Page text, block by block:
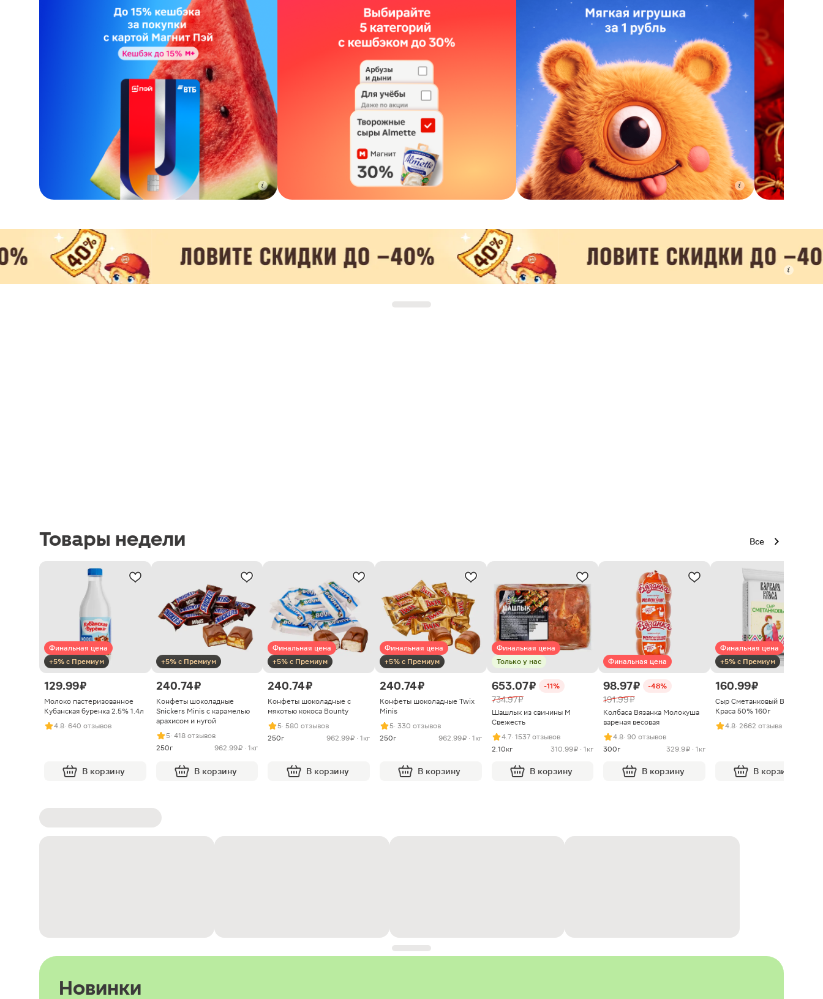
Товары недели Все
Финальная цена
+5% с Премиум
129.99 ₽
Молоко пастеризованное
Кубанская буренка 2.5% 1.4л
4.8· 640 отзывов
В корзину
+5% с Премиум
240.74 ₽
Конфеты шоколадные
Snickers Minis с карамелью
арахисом и нугой
5· 418 отзывов
250г
962.99 ₽ · 1кг
В корзину
Финальная цена
+5% с Премиум
240.74 ₽
Конфеты шоколадные с
мякотью кокоса Bounty
5· 580 отзывов
250г
962.99 ₽ · 1кг
В корзину
Финальная цена
+5% с Премиум
240.74 ₽
Конфеты шоколадные Twix
Minis
5· 330 отзывов
250г
962.99 ₽ · 1кг
В корзину
Финальная цена
Только у нас
653.07 ₽ -11%
734.97 ₽
Шашлык из свинины М
Свежесть
4.7· 1537 отзывов
2.10кг
310.99 ₽ · 1кг
В корзину
Финальная цена
98.97 ₽ -48%
191.99 ₽
Колбаса Вязанка Молокуша
вареная весовая
4.8· 90 отзывов
300г
329.9 ₽ · 1кг
В корзину
Финальная цена
+5% с Премиум
160.99 ₽
Сыр Сметанковый Варвара
Краса 50% 160г
4.8· 2662 отзыва
В корзину
Новинки